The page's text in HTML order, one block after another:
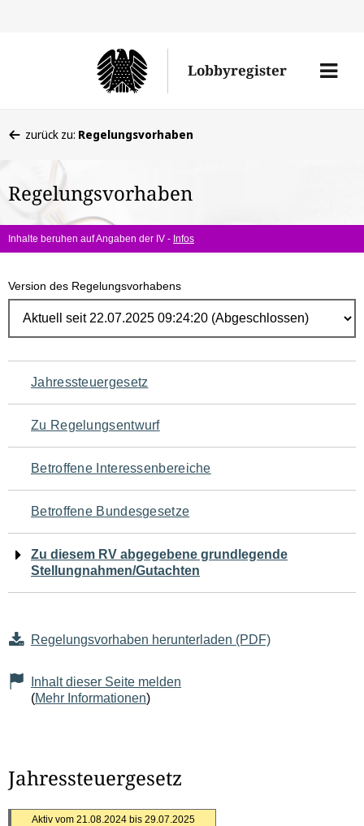
Lobbyregister
Menü
befinden
hier:
zurück zu: Regelungsvorhaben
Regelungsvorhaben
Inhalte beruhen auf Angaben der IV - Infos
Version des Regelungsvorhabens
Navigation
für
den
Seiteninhalt
Jahressteuergesetz
Zu Regelungsentwurf
Betroffene Interessenbereiche
Betroffene Bundesgesetze
Zu diesem RV abgegebene grundlegende
Stellungnahmen/Gutachten
Regelungsvorhaben herunterladen (PDF)
Inhalt dieser Seite melden
(Mehr Informationen)
Jahressteuergesetz
Aktiv vom 21.08.2024 bis 29.07.2025